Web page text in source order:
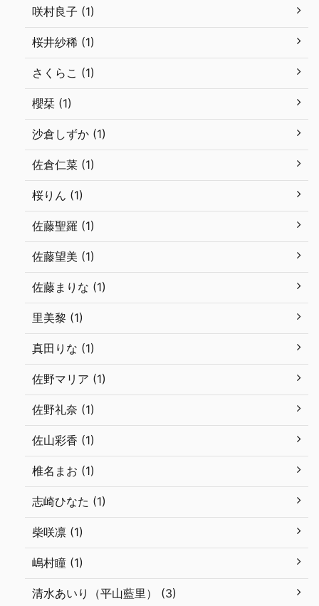
咲村良子 (1)
桜井紗稀 (1)
さくらこ (1)
櫻栞 (1)
沙倉しずか (1)
佐倉仁菜 (1)
桜りん (1)
佐藤聖羅 (1)
佐藤望美 (1)
佐藤まりな (1)
里美黎 (1)
真田りな (1)
佐野マリア (1)
佐野礼奈 (1)
佐山彩香 (1)
椎名まお (1)
志崎ひなた (1)
柴咲凛 (1)
嶋村瞳 (1)
清水あいり（平山藍里） (3)